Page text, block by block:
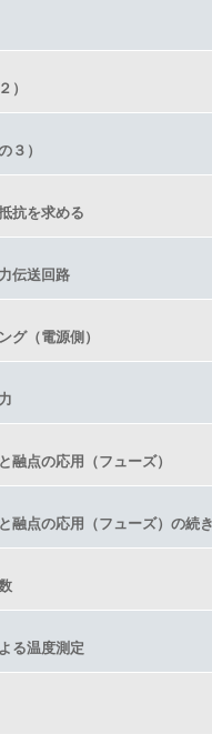
）
３）
抗を求める
伝送回路
グ（電源側）
融点の応用（フューズ）
融点の応用（フューズ）の続
る温度測定